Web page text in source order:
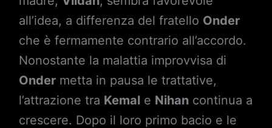
all’idea, a differenza del fratello Onder
che è fermamente contrario all’accordo.
Nonostante la malattia improvvisa di
Ondermetta in pausa le trattative,
l’attrazione tra Kemale Nihancontinua a
crescere. Dopo il loro primo bacio e le